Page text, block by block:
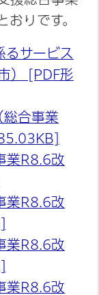
りです。
るサービス
） [PDF形
合事業
業R8.6改
業R8.6改
業R8.6改
業R8.6改